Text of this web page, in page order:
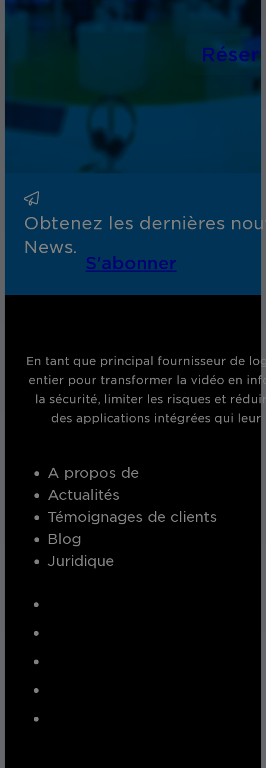
Obtenez les dernières
News.
S'abonner
En tant que principal fournisseur de
entier pour transformer la vidéo en
la sécurité, limiter les risques et
des applications intégrées qui
A propos de
Actualités
Témoignages de clients
Blog
Juridique